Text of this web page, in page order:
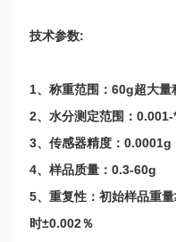
技术参数:
1、称重范围：60g超大
2、水分测定范围：0.001-
3、传感器精度：0.0001g
4、样品质量：0.3-60g
5、重复性：初始样品重
时±0.002％